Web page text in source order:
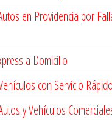
en Providencia por
a Domicilio
con Servicio Rápido
y Vehículos